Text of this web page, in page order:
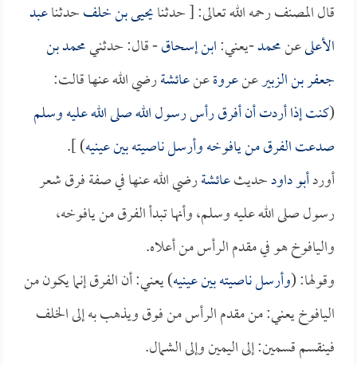
قال المصنف رحمه الله تعالى: [ حدثنايحيى بن خلفحدثناعبد
الأعلىعنمحمد-يعني:ابن إسحاق- قال: حدثنيمحمد بن
جعفر بن الزبيرعنعروةعنعائشةرضي الله عنها قالت:
(كنت إذا أردت أن أفرق رأس رسول الله صلى الله عليه وسلم
صدعت الفرق من يافوخه وأرسل ناصيته بين عينيه) ].
أوردأبو داودحديثعائشةرضي الله عنها في صفة فرق شعر
رسول صلى الله عليه وسلم، وأنها تبدأ الفرق من يافوخه،
واليافوخ هو في مقدم الرأس من أعلاه.
وقولها: (وأرسل ناصيته بين عينيه) يعني: أن الفرق إنما يكون من
اليافوخ يعني: من مقدم الرأس من فوق ويذهب به إلى الخلف
فينقسم قسمين: إلى اليمين وإلى الشمال.